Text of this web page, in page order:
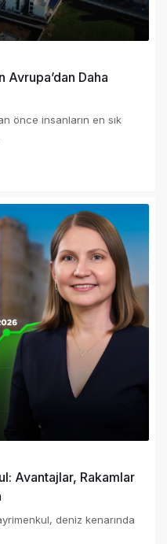
Avrupa’dan Daha
önce insanların en sık
Avantajlar, Rakamlar
deniz kenarında